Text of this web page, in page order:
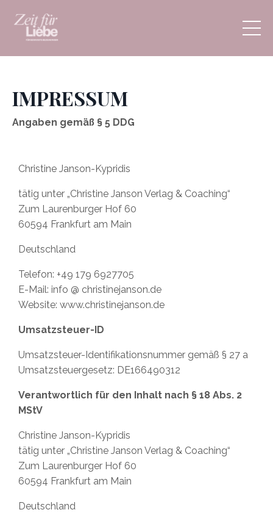
IMPRESSUM
Angaben gemäß § 5 DDG
Christine Janson-Kypridis
tätig unter „Christine Janson Verlag & Coaching“
Zum Laurenburger Hof 60
60594 Frankfurt am Main
Deutschland
Telefon: +49 179 6927705
E-Mail: info @ christinejanson.de
Website: www.christinejanson.de
Umsatzsteuer-ID
Umsatzsteuer-Identifikationsnummer gemäß § 27 a
Umsatzsteuergesetz: DE166490312
Verantwortlich für den Inhalt nach § 18 Abs. 2
MStV
Christine Janson-Kypridis
tätig unter „Christine Janson Verlag & Coaching“
Zum Laurenburger Hof 60
60594 Frankfurt am Main
Deutschland